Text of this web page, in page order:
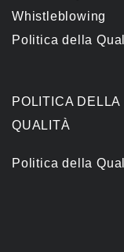
Whistleblowing
Politica della
POLITICA DELLA
QUALITÀ
Politica della